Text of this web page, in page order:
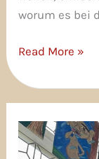
worum es bei
Read More »
Konzert
mit